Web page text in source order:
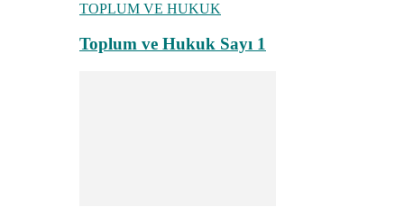
TOPLUM VE HUKUK
Toplum ve Hukuk Sayı 1